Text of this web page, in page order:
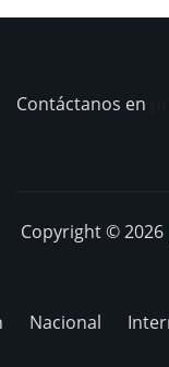
Contáctanos en
Copyright ©
Nacional